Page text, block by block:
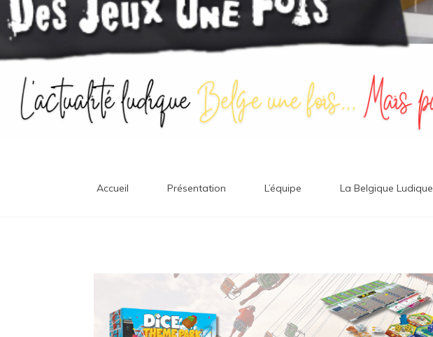
Accueil Présentation L’équipe La Belgique Ludique